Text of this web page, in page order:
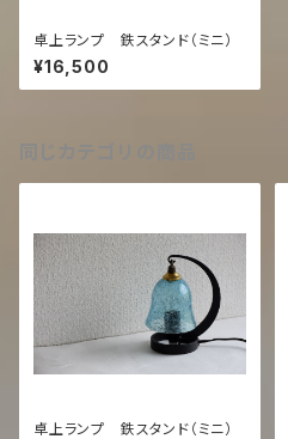
卓上ランプ 鉄スタンド（ミニ）
¥16,500
卓上ランプ 鉄スタンド（ミニ）